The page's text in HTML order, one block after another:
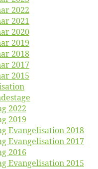
2022
2021
2020
2019
2018
2017
2015
2022
2019
Evan­ge­li­sa­ti­on 2018
Evan­ge­li­sa­ti­on 2017
2016
Evan­ge­li­sa­ti­on 2015